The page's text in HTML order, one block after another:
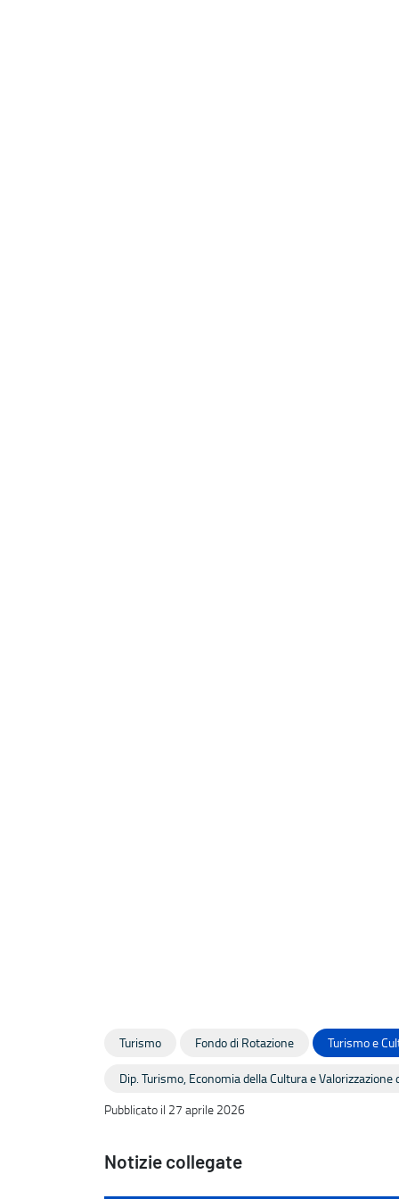
Turismo Fondo di Rotazione Turismo e
Dip. Turismo, Economia della Cultura e
Pubblicato il 27 aprile 2026
Notizie collegate